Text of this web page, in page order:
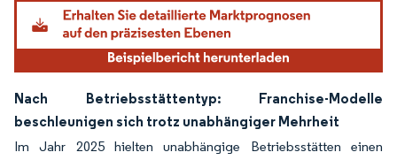
Nach Betriebsstättentyp: Franchise-Modelle
beschleunigen sich trotz unabhängiger Mehrheit
Im Jahr 2025 hielten unabhängige Betriebsstätten einen